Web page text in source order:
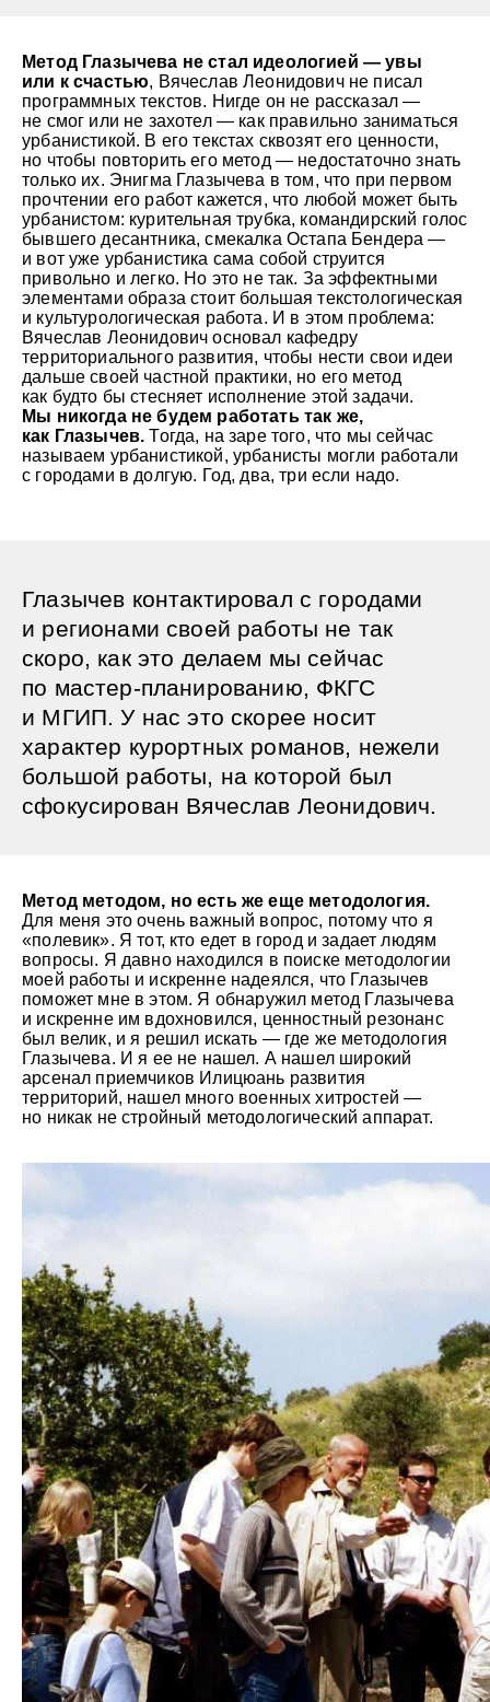
Метод Глазычева не стал идеологией — увы
или к счастью, Вячеслав Леонидович не писал
программных текстов. Нигде он не рассказал —
не смог или не захотел — как правильно заниматься
урбанистикой. В его текстах сквозят его ценности,
но чтобы повторить его метод — недостаточно знать
только их. Энигма Глазычева в том, что при первом
прочтении его работ кажется, что любой может быть
урбанистом: курительная трубка, командирский голос
бывшего десантника, смекалка Остапа Бендера —
и вот уже урбанистика сама собой струится
привольно и легко. Но это не так. За эффектными
элементами образа стоит большая текстологическая
и культурологическая работа. И в этом проблема:
Вячеслав Леонидович основал кафедру
территориального развития, чтобы нести свои идеи
дальше своей частной практики, но его метод
как будто бы стесняет исполнение этой задачи.
Мы никогда не будем работать так же,
как Глазычев.Тогда, на заре того, что мы сейчас
называем урбанистикой, урбанисты могли работали
с городами в долгую. Год, два, три если надо.
Глазычев контактировал с городами
и регионами своей работы не так
скоро, как это делаем мы сейчас
по мастер-планированию, ФКГС
и МГИП. У нас это скорее носит
характер курортных романов, нежели
большой работы, на которой был
сфокусирован Вячеслав Леонидович.
Метод методом, но есть же еще методология.
Для меня это очень важный вопрос, потому что я
«полевик». Я тот, кто едет в город и задает людям
вопросы. Я давно находился в поиске методологии
моей работы и искренне надеялся, что Глазычев
поможет мне в этом. Я обнаружил метод Глазычева
и искренне им вдохновился, ценностный резонанс
был велик, и я решил искать — где же методология
Глазычева. И я ее не нашел. А нашел широкий
арсенал приемчиков Илицюань развития
территорий, нашел много военных хитростей —
но никак не стройный методологический аппарат.